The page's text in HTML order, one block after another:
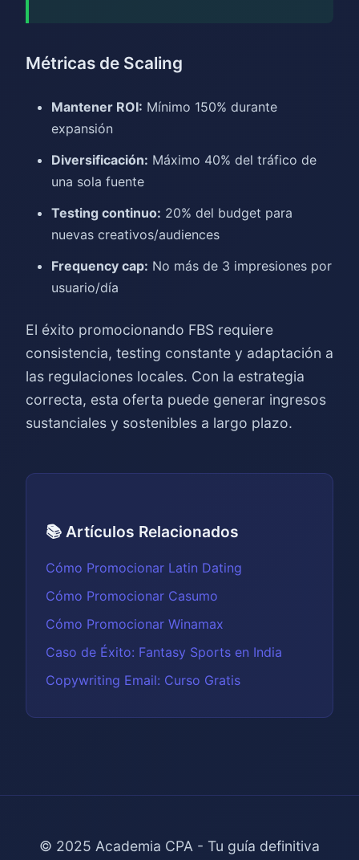
Métricas de Scaling
Mantener ROI: Mínimo 150% durante
expansión
Diversificación: Máximo 40% del tráfico de
una sola fuente
Testing continuo: 20% del budget para
nuevas creativos/audiences
Frequency cap: No más de 3 impresiones por
usuario/día
El éxito promocionando FBS requiere
consistencia, testing constante y adaptación a
las regulaciones locales. Con la estrategia
correcta, esta oferta puede generar ingresos
sustanciales y sostenibles a largo plazo.
📚 Artículos Relacionados
Cómo Promocionar Latin Dating
Cómo Promocionar Casumo
Cómo Promocionar Winamax
Caso de Éxito: Fantasy Sports en India
Copywriting Email: Curso Gratis
© 2025 Academia CPA - Tu guía definitiva